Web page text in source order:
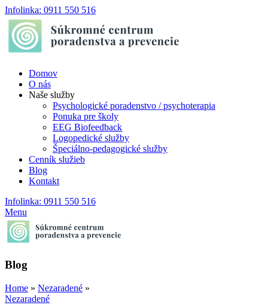
Infolinka: 0911 550 516
Domov
O nás
Naše služby
Psychologické poradenstvo / psychoterapia
Ponuka pre školy
EEG Biofeedback
Logopedické služby
Špeciálno-pedagogické služby
Cenník služieb
Blog
Kontakt
Infolinka: 0911 550 516
Menu
Blog
Home » Nezaradené »
Nezaradené